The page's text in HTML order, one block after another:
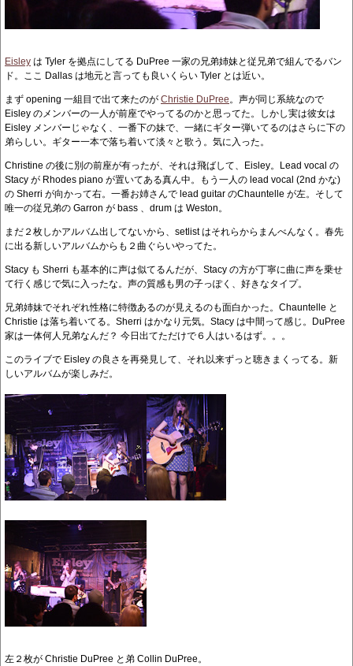
Eisley は Tyler を拠点にしてる DuPree 一家の兄弟姉妹と従兄弟で組んでるバン
ド。ここ Dallas は地元と言っても良いくらい Tyler とは近い。
まず opening 一組目で出て来たのが Christie DuPree。声が同じ系統なので
Eisley のメンバーの一人が前座でやってるのかと思ってた。しかし実は彼女は
Eisley メンバーじゃなく、一番下の妹で、一緒にギター弾いてるのはさらに下の
弟らしい。ギター一本で落ち着いて淡々と歌う。気に入った。
Christine の後に別の前座が有ったが、それは飛ばして、Eisley。Lead vocal の
Stacy が Rhodes piano が置いてある真ん中。もう一人の lead vocal (2nd かな)
の Sherri が向かって右。一番お姉さんで lead guitar のChauntelle が左。そして
唯一の従兄弟の Garron が bass 、drum は Weston。
まだ２枚しかアルバム出してないから、setlist はそれらからまんべんなく。春先
に出る新しいアルバムからも２曲ぐらいやってた。
Stacy も Sherri も基本的に声は似てるんだが、Stacy の方が丁寧に曲に声を乗せ
て行く感じで気に入ったな。声の質感も男の子っぽく、好きなタイプ。
兄弟姉妹でそれぞれ性格に特徴あるのが見えるのも面白かった。Chauntelle と
Christie は落ち着いてる。Sherri はかなり元気。Stacy は中間って感じ。DuPree
家は一体何人兄弟なんだ？ 今日出てただけで６人はいるはず。。。
このライブで Eisley の良さを再発見して、それ以来ずっと聴きまくってる。新
しいアルバムが楽しみだ。
左２枚が Christie DuPree と弟 Collin DuPree。